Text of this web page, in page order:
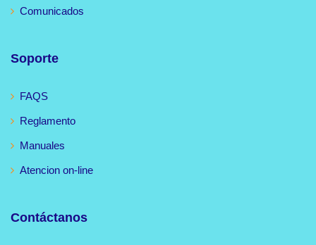
Comunicados
Soporte
FAQS
Reglamento
Manuales
Atencion on-line
Contáctanos